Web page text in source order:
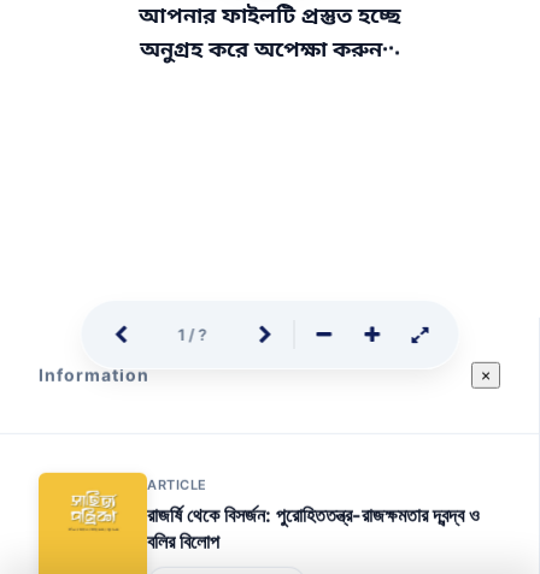
Information ×
ARTICLE
রাজর্ষি থেকে বিসর্জন: পুরোহিততন্ত্র-রাজক্ষমতার দ্বন্দ্ব ও
বলির বিলোপ
আপনার ফাইলটি প্রস্তুত হচ্ছে
অনুগ্রহ করে অপেক্ষা করুন...
1 /?